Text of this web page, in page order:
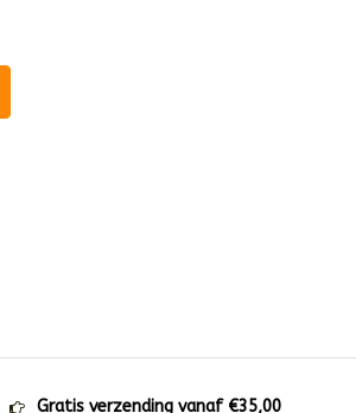
Gratis verzending vanaf €35,00